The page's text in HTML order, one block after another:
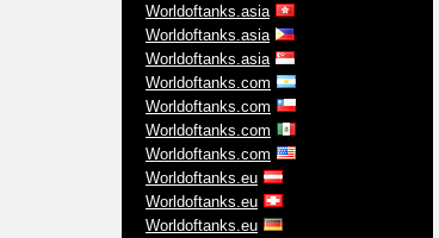
Worldoftanks.asia
Worldoftanks.asia
Worldoftanks.asia
Worldoftanks.com
Worldoftanks.com
Worldoftanks.com
Worldoftanks.com
Worldoftanks.eu
Worldoftanks.eu
Worldoftanks.eu